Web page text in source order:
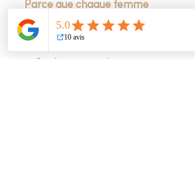
Parce que chaque femme
mérite une touche de folie
douce.
✓ Senteur coup de coeur :